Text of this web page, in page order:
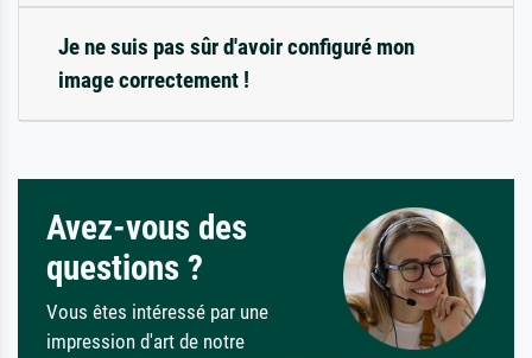
Je ne suis pas sûr d'avoir configuré mon
image correctement !
Avez-vous des
questions ?
Vous êtes intéressé par une
impression d'art de notre